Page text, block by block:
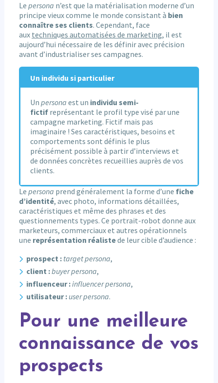
Le persona n’est que la matérialisation moderne d’un
principe vieux comme le monde consistant à bien
connaître ses clients. Cependant, face
aux techniques automatisées de marketing, il est
aujourd’hui nécessaire de les définir avec précision
avant d’industrialiser ses campagnes.
Un individu si particulier
Un persona est un individu semi-
fictifreprésentant le profil type visé par une
campagne marketing. Fictif mais pas
imaginaire ! Ses caractéristiques, besoins et
comportements sont définis le plus
précisément possible à partir d’interviews et
de données concrètes recueillies auprès de vos
clients.
Le persona prend généralement la forme d’une fiche
d’identité, avec photo, informations détaillées,
caractéristiques et même des phrases et des
questionnements types. Ce portrait-robot donne aux
marketeurs, commerciaux et autres opérationnels
une représentation réalistede leur cible d’audience :
prospect : target persona,
client :buyer persona,
influenceur :influencer persona,
utilisateur : user persona.
Pour une meilleure
connaissance de vos
prospects